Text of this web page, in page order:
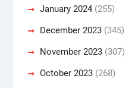
January 2024(255)
December 2023(345)
November 2023(307)
October 2023(268)